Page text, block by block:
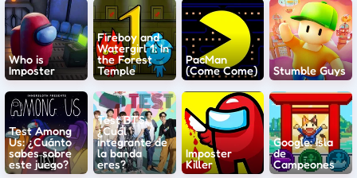
Who is
Imposter
Fireboy and
Watergirl 1: In
the Forest
Temple
PacMan
(Come Come)
Stumble Guys
Test Among
Us: ¿Cuánto
sabes sobre
este juego?
Test BTS:
¿Cuál
integrante de
la banda
eres?
Imposter
Killer
Google: Isla
de
Campeones